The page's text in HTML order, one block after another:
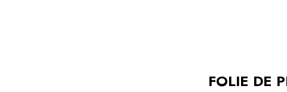
FOLIE DE